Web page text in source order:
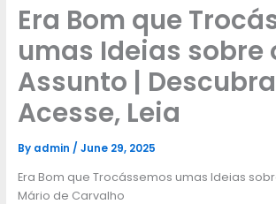
Era Bom que
umas Ideias sobre
Assunto |
Acesse, Leia
By admin / June 29, 2025
Era Bom que Trocássemos umas Ideias
Mário de Carvalho